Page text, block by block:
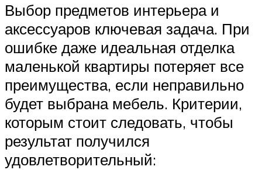
Выбор предметов интерьера и
аксессуаров ключевая задача. При
ошибке даже идеальная отделка
маленькой квартиры потеряет все
преимущества, если неправильно
будет выбрана мебель. Критерии,
которым стоит следовать, чтобы
результат получился
удовлетворительный: